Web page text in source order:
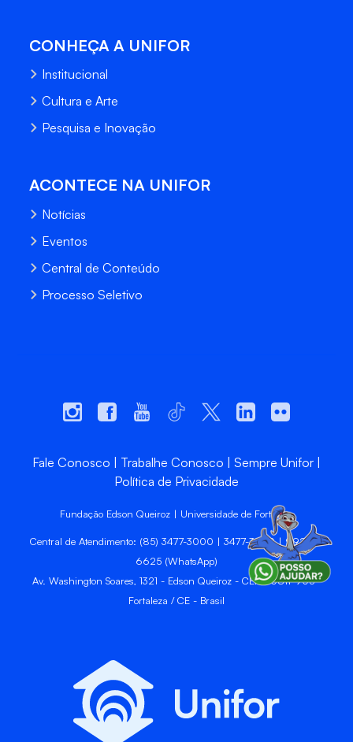
CONHEÇA A UNIFOR
Institucional
Cultura e Arte
Pesquisa e Inovação
ACONTECE NA UNIFOR
Notícias
Eventos
Central de Conteúdo
Processo Seletivo
Fale Conosco Trabalhe Conosco
Sempre Unifor
Política de Privacidade
Fundação Edson Queiroz | Universidade de Fortaleza
Central de Atendimento: (85) 3477-3000 | 3477-3400 | 99246-
6625 (WhatsApp)
Av. Washington Soares, 1321 - Edson Queiroz - CEP 60811-905 -
Fortaleza / CE - Brasil